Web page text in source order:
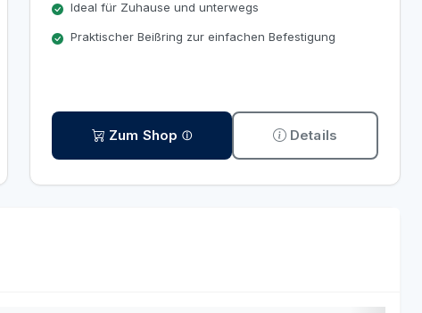
Ideal für Zuhause und unterwegs
Praktischer Beißring zur einfachen Befestigung
Zum Shop Details